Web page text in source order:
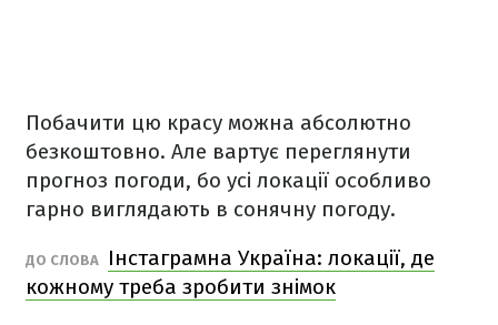
Побачити цю красу можна абсолютно
безкоштовно. Але вартує переглянути
прогноз погоди, бо усі локації особливо
гарно виглядають в сонячну погоду.
ДО СЛОВА
Інстаграмна Україна: локації, де
кожному треба зробити знімок